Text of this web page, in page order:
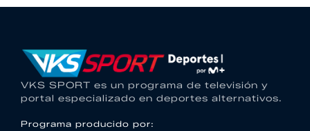
VKS SPORT es un programa de televisión y
portal especializado en deportes alternativos.
Programa producido por: